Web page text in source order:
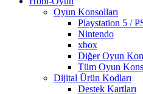
Oyun Konsolları
Playstation 5 /
Nintendo
xbox
Diğer Oyun
Tüm Oyun
Dijital Ürün Kodları
Destek Kartları